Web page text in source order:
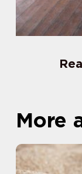
More